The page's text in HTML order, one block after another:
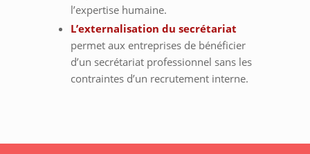
l’expertise humaine.
L’externalisation du secrétariat
permet aux entreprises de bénéficier
d’un secrétariat professionnel sans les
contraintes d’un recrutement interne.